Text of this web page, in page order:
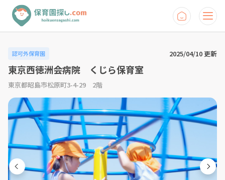
認可外保育園 2025/04/10 更新
東京西徳洲会病院 くじら保育室
東京都昭島市松原町3-4-29 2階